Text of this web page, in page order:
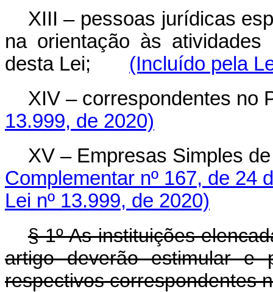
XIII – pessoas jurídicas
na orientação às
desta Lei;
(Incluído pela
XIV – correspondentes no
13.999, de 2020)
XV – Empresas Simples
Complementar nº 167, de 24
Lei nº 13.999, de 2020)
§ 1º As instituições
artigo deverão estimular e
respectivos correspondentes